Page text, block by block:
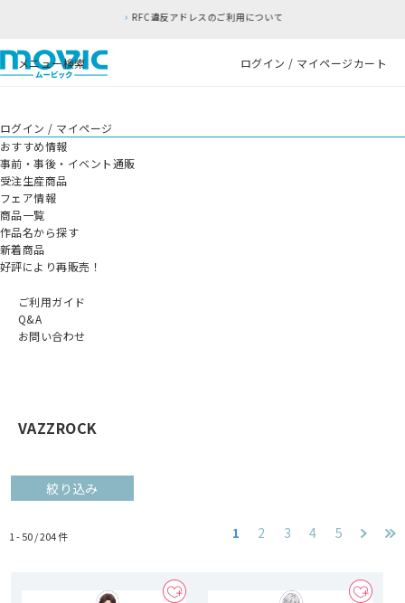
RFC違反アドレスのご利用について
メニュー検索 ログイン / マイページカート
ログイン / マイページ
おすすめ情報
事前・事後・イベント通販
受注生産商品
フェア情報
商品一覧
作品名から探す
新着商品
好評により再販売！
ご利用ガイド
Q&A
お問い合わせ
VAZZROCK
絞り込み
1 - 50 /204件 1 2 3 4 5